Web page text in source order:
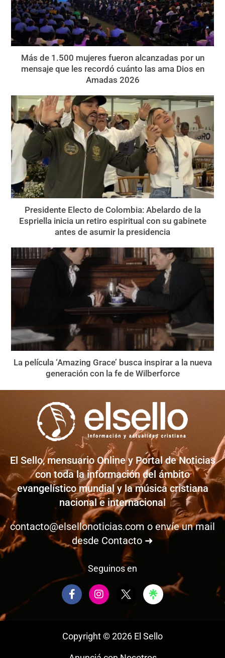
Más de 1.500 mujeres fueron alcanzadas por un
mensaje que les recordó cuánto las ama Dios en
Amadas 2026
Presidente Electo de Colombia: Abelardo de la
Espriella inicia un retiro espiritual con su gabinete
antes de asumir la presidencia
La película ‘Amazing Grace’ busca inspirar a la nueva
generación con la fe de Wilberforce
El Sello, mensuario Online y Portal de Noticias
con toda la información del ámbito
evangelístico mundial y la música cristiana
nacional e internacional
contacto@elsellonoticias.com o envíe un mail
desde Contacto ➜
Seguinos en
F
a
o
I
n
g
Copyright © 2026 El Sello